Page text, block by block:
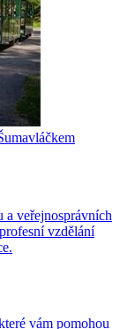
a veřejnosprávních
vzdělání
vám pomohou